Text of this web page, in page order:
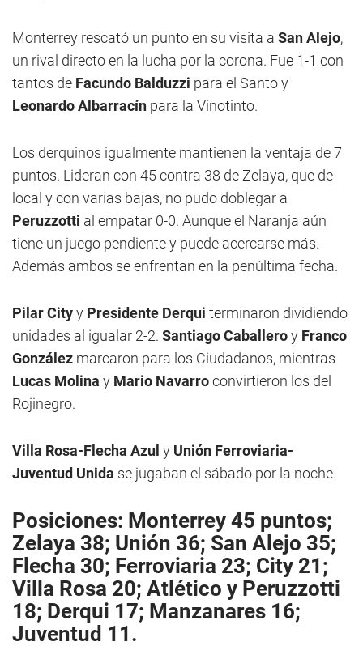
Monterrey rescató un punto en su visita a San Alejo,
un rival directo en la lucha por la corona. Fue 1-1 con
tantos de Facundo Balduzzi para el Santo y
Leonardo Albarracín para la Vinotinto.
Los derquinos igualmente mantienen la ventaja de 7
puntos. Lideran con 45 contra 38 de Zelaya, que de
local y con varias bajas, no pudo doblegar a
Peruzzotti al empatar 0-0. Aunque el Naranja aún
tiene un juego pendiente y puede acercarse más.
Además ambos se enfrentan en la penúltima fecha.
Pilar Cityy Presidente Derqui terminaron dividiendo
unidades al igualar 2-2. Santiago Caballeroy Franco
González marcaron para los Ciudadanos, mientras
Lucas Molina y Mario Navarroconvirtieron los del
Rojinegro.
Villa Rosa-Flecha Azul y Unión Ferroviaria-
Juventud Unida se jugaban el sábado por la noche.
Posiciones: Monterrey 45 puntos;
Zelaya 38; Unión 36; San Alejo 35;
Flecha 30; Ferroviaria 23; City 21;
Villa Rosa 20; Atlético y Peruzzotti
18; Derqui 17; Manzanares 16;
Juventud 11.